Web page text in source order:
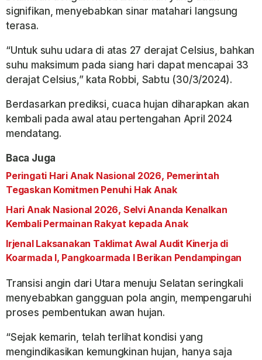
signifikan, menyebabkan sinar matahari langsung
terasa.
“Untuk suhu udara di atas 27 derajat Celsius, bahkan
suhu maksimum pada siang hari dapat mencapai 33
derajat Celsius,” kata Robbi, Sabtu (30/3/2024).
Berdasarkan prediksi, cuaca hujan diharapkan akan
kembali pada awal atau pertengahan April 2024
mendatang.
Baca Juga
Peringati Hari Anak Nasional 2026, Pemerintah
Tegaskan Komitmen Penuhi Hak Anak
Hari Anak Nasional 2026, Selvi Ananda Kenalkan
Kembali Permainan Rakyat kepada Anak
Irjenal Laksanakan Taklimat Awal Audit Kinerja di
Koarmada I, Pangkoarmada I Berikan Pendampingan
Transisi angin dari Utara menuju Selatan seringkali
menyebabkan gangguan pola angin, mempengaruhi
proses pembentukan awan hujan.
“Sejak kemarin, telah terlihat kondisi yang
mengindikasikan kemungkinan hujan, hanya saja